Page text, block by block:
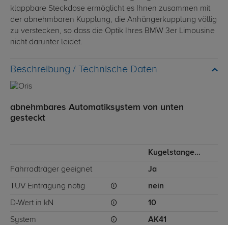
klappbare Steckdose ermöglicht es Ihnen zusammen mit
der abnehmbaren Kupplung, die Anhängerkupplung völlig
zu verstecken, so dass die Optik Ihres BMW 3er Limousine
nicht darunter leidet.
Technische Daten
abnehmbares Automatiksystem von unten
gesteckt
Kugelstange von unten gesteckt
Fahrradträger geeignet Ja
TÜV Eintragung nötig nein
D-Wert in kN 10
System AK41